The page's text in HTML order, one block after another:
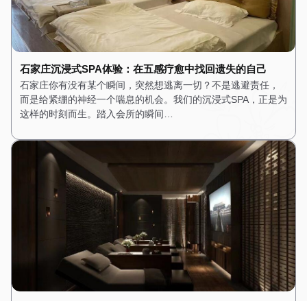
石家庄沉浸式SPA体验：在五感疗愈中找回遗失的自己
石家庄你有没有某个瞬间，突然想逃离一切？不是逃避责任，
而是给紧绷的神经一个喘息的机会。我们的沉浸式SPA，正是为
这样的时刻而生。踏入会所的瞬间…